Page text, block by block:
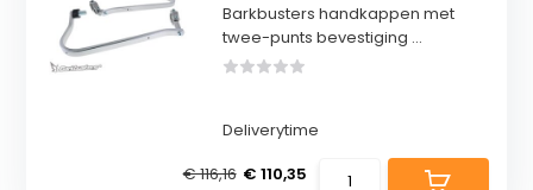
Barkbusters handkappen met
twee-punts bevestiging ...
Deliverytime
€ 116,16 € 110,35